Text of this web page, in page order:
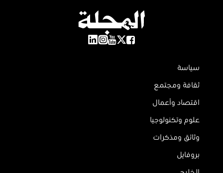
سياسة
ثقافة ومجتمع
اقتصاد وأعمال
علوم وتكنولوجيا
وثائق ومذكرات
بروفايل